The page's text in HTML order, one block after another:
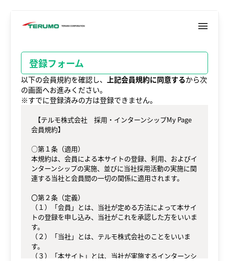
テ
ン
ツ
へ
menu
登録フォーム
以下の会員規約を確認し、 上記会員規約に同意するから次
の画面へお進みください。
※すでに登録済みの方は登録できません。
会員規約】
○第１条（適用）
本規約は、会員による本サイトの登録、利用、およびイ
ンターンシップの実施、並びに当社採用活動の実施に関
連する当社と会員間の一切の関係に適用されます。
〇第２条（定義）
（１）「会員」とは、当社が定める方法によって本サイ
トの登録を申し込み、当社がこれを承認した方をいいま
す。
（２）「当社」とは、テルモ株式会社のことをいいま
す。
（３）「本サイト」とは、当社が実施するインターンシ